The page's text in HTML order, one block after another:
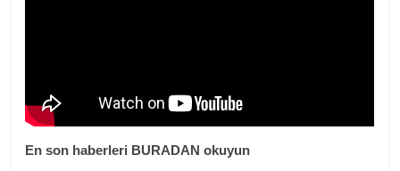
En son haberleri BURADAN okuyun